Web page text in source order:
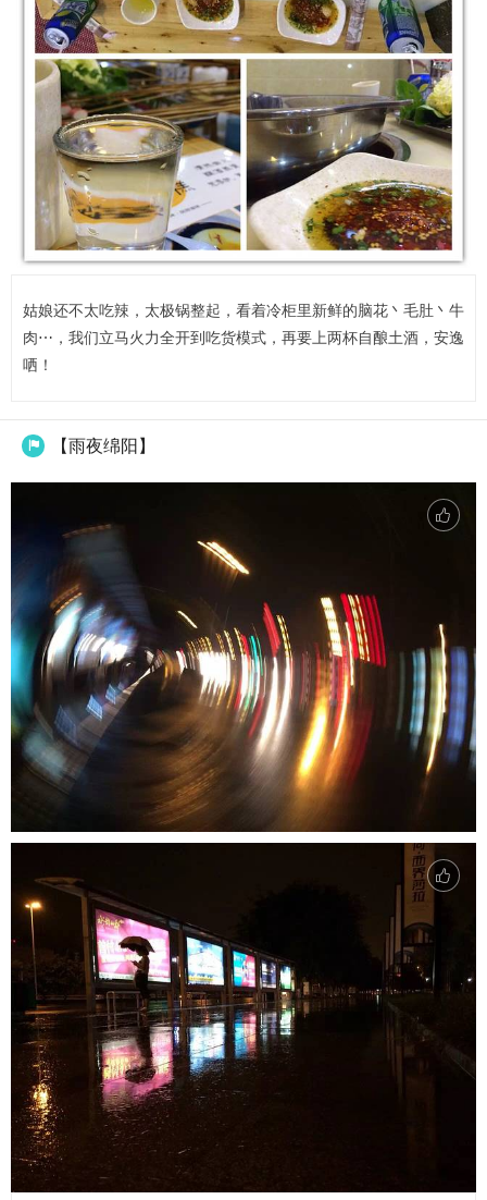
姑娘还不太吃辣，太极锅整起，看着冷柜里新鲜的脑花丶毛肚丶牛
肉⋯，我们立马火力全开到吃货模式，再要上两杯自酿土酒，安逸
哂！
 【雨夜绵阳】